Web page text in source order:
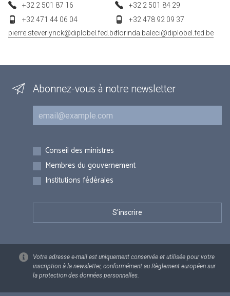
+32 2 501 87 16
+32 471 44 06 04
pierre.steverlynck@diplobel.fed.be
+32 2 501 84 29
+32 478 92 09 37
florinda.baleci@diplobel.fed.be
Abonnez-vous à notre newsletter
Courriel
Inscriptions
Conseil des ministres
Membres du gouvernement
Institutions fédérales
Votre adresse e-mail est uniquement conservée et utilisée pour votre
inscription à la newsletter, conformément au Règlement européen sur
la protection des données personnelles.